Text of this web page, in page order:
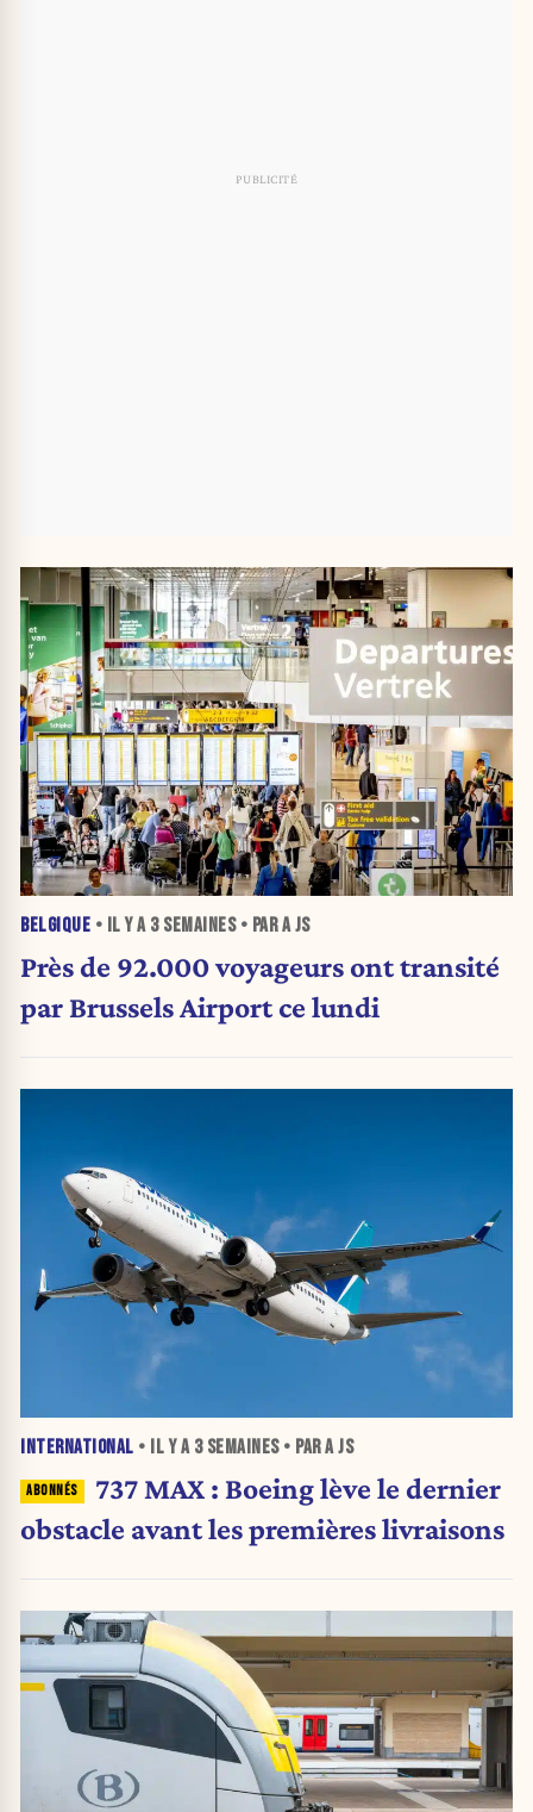
BELGIQUE • IL Y A 3 SEMAINES• PAR A JS
Près de 92.000 voyageurs ont transité
par Brussels Airport ce lundi
INTERNATIONAL • IL Y A 3 SEMAINES• PAR A JS
737 MAX : Boeing lève le dernier
obstacle avant les premières livraisons